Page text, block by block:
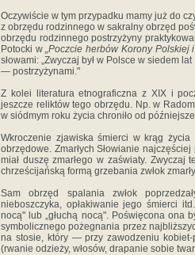
Oczywi­ście w tym przypadku mamy już do
z obrzędu ro­dzinnego w sakralny obrzęd
obrzędu rodzinnego po­strzyżyny
Potocki w„Poczcie herbów Korony
słowami: „Zwyczaj był w Polsce w siedem
— postrzyżynami."
Z kolei literatura etno­graficzna z XIX i
jeszcze reliktów tego obrzędu. Np. w
w siódmym roku życia chroniło od
Wkroczenie zjawiska śmierci w krąg
obrzędowe. Zmarłych Słowianie
miał duszę zmarłego w zaświaty.
chrześcijańską formą grzebania zwłok
Sam obrzęd spalania zwłok
nieboszczyka, opłakiwanie jego śmierci
nocą" lub „głuchą nocą". Poświęcona ona
symbolicznego pożegnania przez
na sto­sie, który — przy zawodzeniu kobiet-
(rwanie odzieży, włosów, drapanie sobie